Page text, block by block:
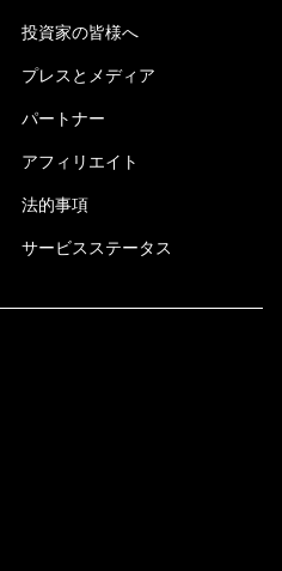
投資家の皆様へ
プレスとメディア
パートナー
アフィリエイト
法的事項
サービスステータス